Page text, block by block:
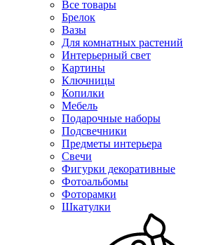
Все товары
Брелок
Вазы
Для комнатных растений
Интерьерный свет
Картины
Ключницы
Копилки
Мебель
Подарочные наборы
Подсвечники
Предметы интерьера
Свечи
Фигурки декоративные
Фотоальбомы
Фоторамки
Шкатулки